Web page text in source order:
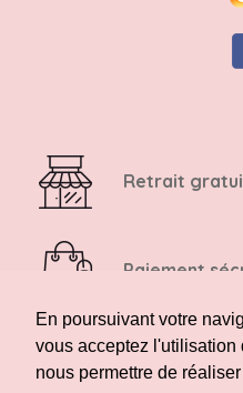
En poursuivant votre
vous acceptez l'utilisation
nous permettre de
Retrait
Paiement
Retour